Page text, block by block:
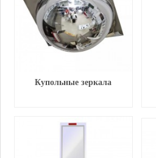
Купольные зеркала